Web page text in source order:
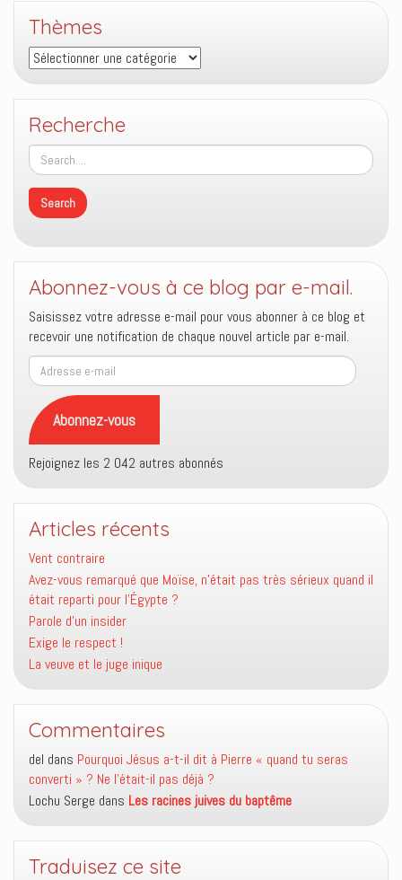
Thèmes
Thèmes
Recherche
Abonnez-vous à ce blog par e-mail.
Saisissez votre adresse e-mail pour vous abonner à ce blog et
recevoir une notification de chaque nouvel article par e-mail.
Adresse
e-
mail
Abonnez-vous
Rejoignez les 2 042 autres abonnés
Articles récents
Vent contraire
Avez-vous remarqué que Moïse, n’était pas très sérieux quand il
était reparti pour l’Égypte ?
Parole d’un insider
Exige le respect !
La veuve et le juge inique
Commentaires
del dans Pourquoi Jésus a-t-il dit à Pierre « quand tu seras
converti » ? Ne l’était-il pas déjà ?
Lochu Serge dans Les racines juives du baptême
Traduisez ce site